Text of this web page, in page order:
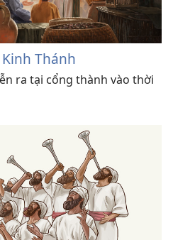
Thánh
ra tại cổng thành vào thời